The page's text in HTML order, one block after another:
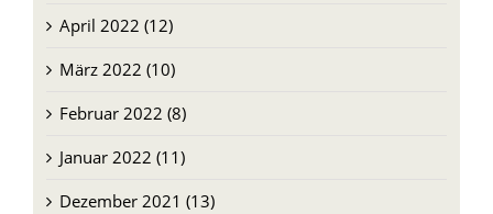
April 2022 (12)
März 2022 (10)
Februar 2022 (8)
Januar 2022 (11)
Dezember 2021 (13)